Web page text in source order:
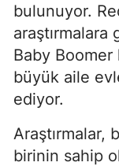
bulunuyor.
araştırmalara
Baby Boomer
büyük aile
ediyor.
Araştırmalar,
birinin sahip